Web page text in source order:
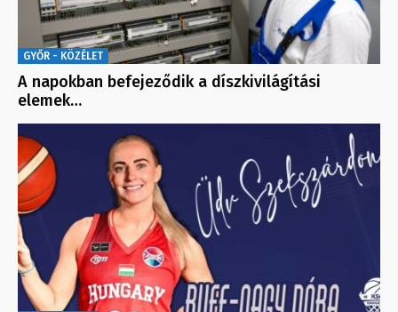
GYŐR - KÖZÉLET
A napokban befejeződik a díszkivilágítási
elemek…